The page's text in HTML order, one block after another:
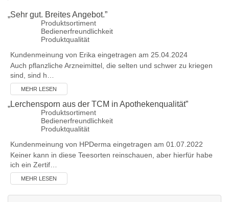
„Sehr gut. Breites Angebot.”
Produktsortiment
Bedienerfreundlichkeit
Produktqualität
Kundenmeinung von Erika eingetragen am 25.04.2024
Auch pflanzliche Arzneimittel, die selten und schwer zu kriegen
sind, sind h…
MEHR LESEN
„Lerchensporn aus der TCM in Apothekenqualität”
Produktsortiment
Bedienerfreundlichkeit
Produktqualität
Kundenmeinung von HPDerma eingetragen am 01.07.2022
Keiner kann in diese Teesorten reinschauen, aber hierfür habe
ich ein Zertif…
MEHR LESEN